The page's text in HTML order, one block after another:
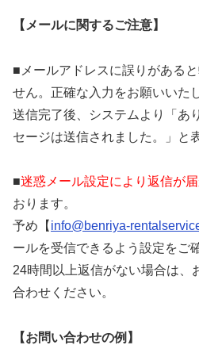
【メールに関するご注意】
■メールアドレスに誤りがある
せん。正確な入力をお願いいた
送信完了後、システムより「あ
セージは送信されました。」と
■迷惑メール設定により返信が
おります。
予め【 info@benriya-
ールを受信できるよう設定をご
24時間以上返信がない場合は、
合わせください。
【お問い合わせの例】